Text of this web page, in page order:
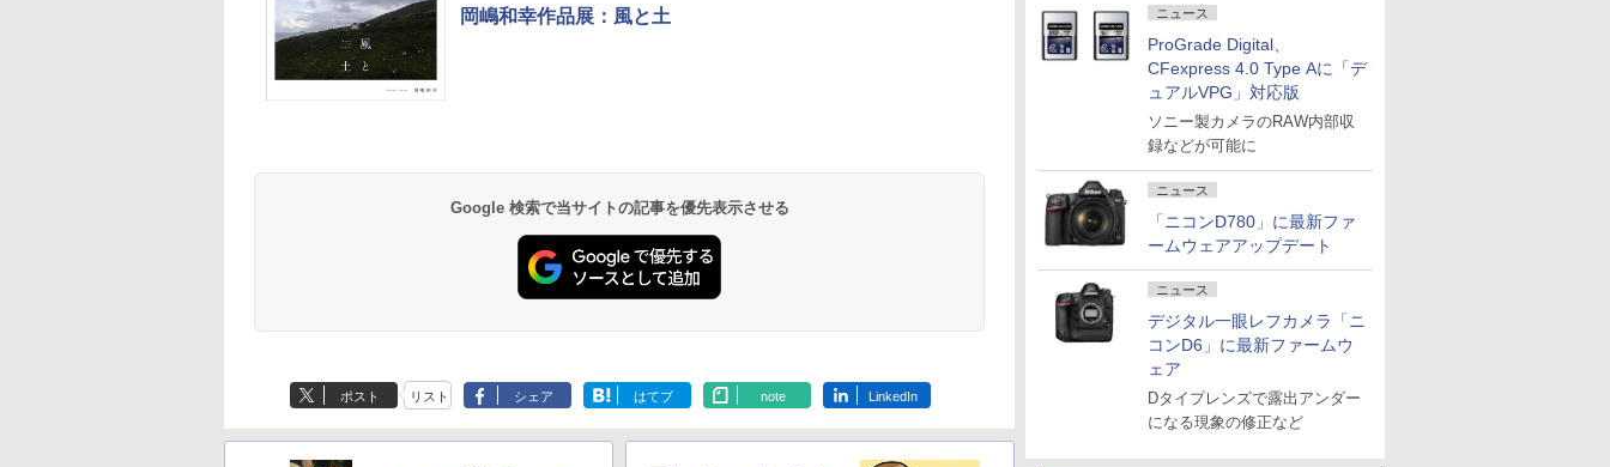
ニュース
ProGrade Digital、
CFexpress 4.0 Type Aに「デ
ュアルVPG」対応版
ソニー製カメラのRAW内部収
録などが可能に
ニュース
「ニコンD780」に最新ファ
ームウェアアップデート
ニュース
デジタル一眼レフカメラ「ニ
コンD6」に最新ファームウ
ェア
Dタイプレンズで露出アンダー
になる現象の修正など
岡嶋和幸作品展：風と土
Google 検索で当サイトの記事を優先表示させる
ポスト リスト シェア はてブ note LinkedIn